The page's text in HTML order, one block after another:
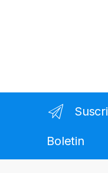
Boletin